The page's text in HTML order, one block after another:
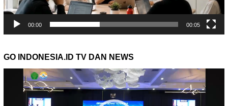
00:00 00:05
GO INDONESIA.ID TV DAN NEWS
Pemutar